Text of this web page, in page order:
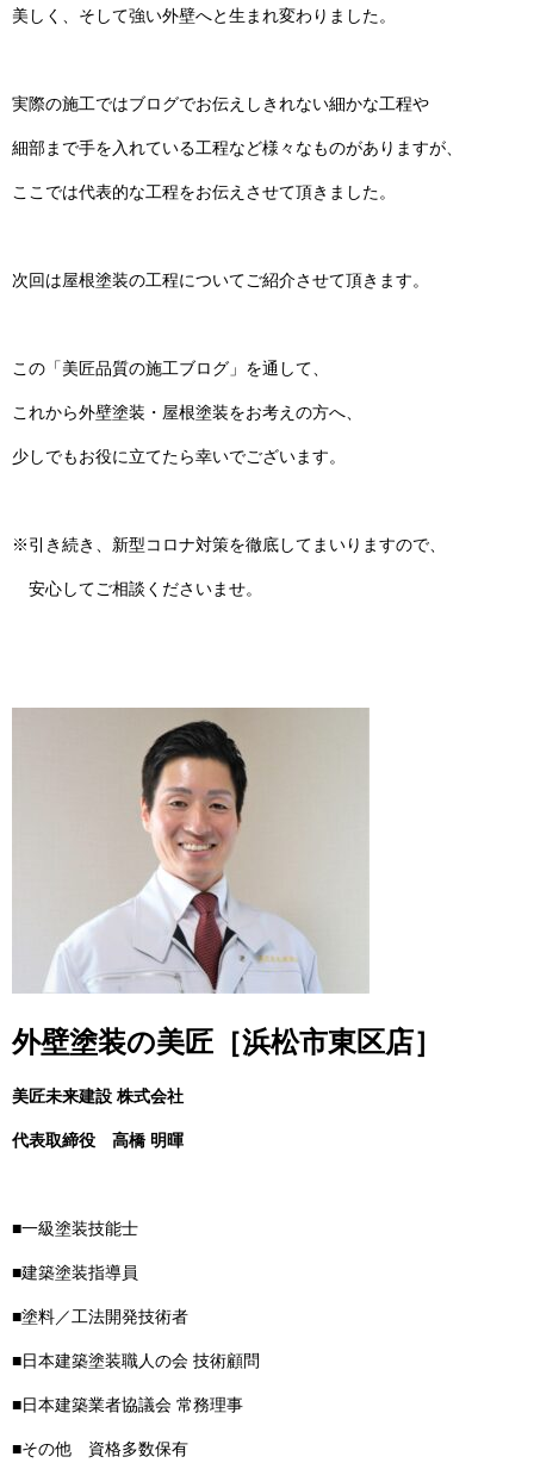
美しく、そして強い外壁へと生まれ変わりました。
実際の施工ではブログでお伝えしきれない細かな工程や
細部まで手を入れている工程など様々なものがありますが、
ここでは代表的な工程をお伝えさせて頂きました。
次回は屋根塗装の工程についてご紹介させて頂きます。
この「美匠品質の施工ブログ」を通して、
これから外壁塗装・屋根塗装をお考えの方へ、
少しでもお役に立てたら幸いでございます。
※引き続き、新型コロナ対策を徹底してまいりますので、
安心してご相談くださいませ。
外壁塗装の美匠［浜松市東区店］
美匠未来建設 株式会社
代表取締役 高橋 明暉
■一級塗装技能士
■建築塗装指導員
■塗料／工法開発技術者
■日本建築塗装職人の会 技術顧問
■日本建築業者協議会 常務理事
■その他 資格多数保有